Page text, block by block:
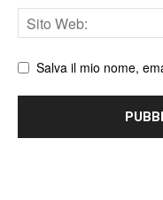
Sito
web
Salva il mio nome,